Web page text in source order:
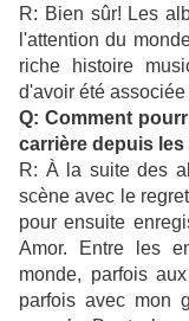
R: Bien sûr! Les
l'attention du
riche histoire
d'avoir été
Q: Comment
carrière depuis les
R: À la suite des
scène avec le
pour ensuite
Amor. Entre les
monde, parfois
parfois avec mon